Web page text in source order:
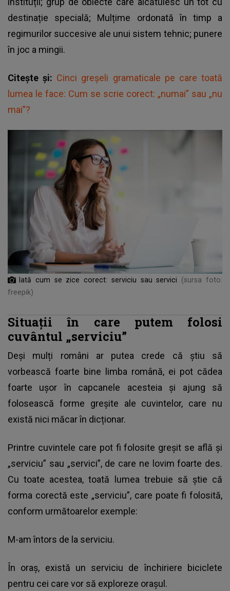
destinație specială; Mulțime ordonată în timp a
regimurilor succesive ale unui sistem tehnic; punere
în joc a mingii.
Citește și: Cinci greșeli gramaticale pe care toată
lumea le face: Cum se scrie corect: „numai” sau „nu
mai”?
Iată cum se zice corect: serviciu sau servici
(sursa foto:
freepik)
Situații în care putem folosi
cuvântul „serviciu”
Deși mulți români ar putea crede că știu să
vorbească foarte bine limba română, ei pot cădea
foarte ușor în capcanele acesteia și ajung să
folosească forme greșite ale cuvintelor, care nu
există nici măcar în dicționar.
Printre cuvintele care pot fi folosite greșit se află și
„serviciu” sau „servici”, de care ne lovim foarte des.
Cu toate acestea, toată lumea trebuie să știe că
forma corectă este „serviciu”, care poate fi folosită,
conform următoarelor exemple:
M-am întors de la serviciu.
În oraș, există un serviciu de închiriere biciclete
pentru cei care vor să exploreze orașul.